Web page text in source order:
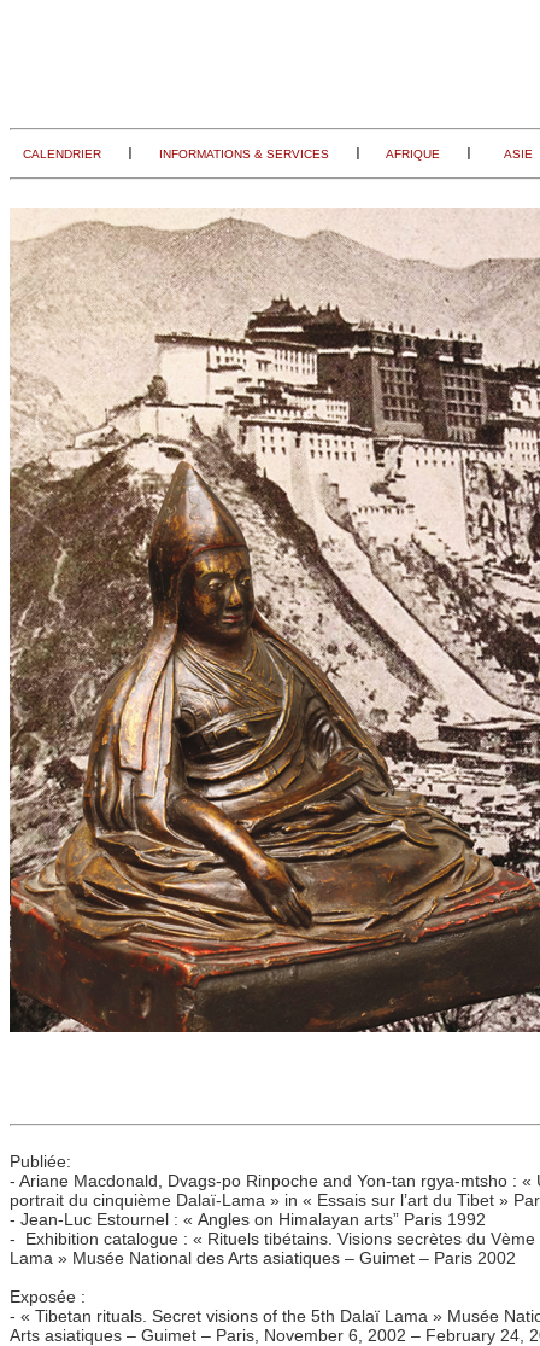
CALENDRIER I INFORMATIONS & SERVICES I AFRIQUE I ASIE
Publiée:
- Ariane Macdonald, Dvags-po Rinpoche and Yon-tan rgya-mtsho : «
portrait du cinquième Dalaï-Lama » in « Essais sur l’art du Tibet »
- Jean-Luc Estournel : « Angles on Himalayan arts” Paris 1992
- Exhibition catalogue : « Rituels tibétains. Visions secrètes du Vème
Lama » Musée National des Arts asiatiques – Guimet – Paris 2002
Exposée :
- « Tibetan rituals. Secret visions of the 5th Dalaï Lama » Musée
Arts asiatiques – Guimet – Paris, November 6, 2002 – February 24,